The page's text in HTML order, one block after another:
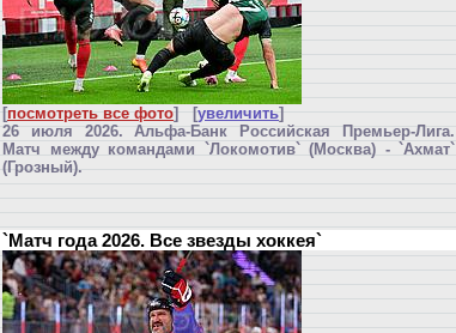
[посмотреть все фото] [увеличить]
26 июля 2026. Альфа-Банк Российская Премьер-Лига.
Матч между командами `Локомотив` (Москва) - `Ахмат`
(Грозный).
`Матч года 2026. Все звезды хоккея`